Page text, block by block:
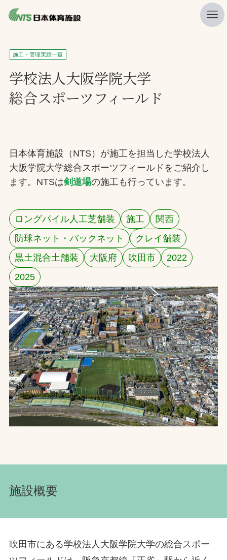
私たちの強み
ニュース
プレスリリース
施工・管理実績一覧
会社概要
お問合せ
お取引先の皆様へ
プライバシーポリシー
ソーシャルメディアポリシー
Instagram
FacebookYouTube
文字の見えづらさや操作にお困りの方へ
施工・管理実績一覧
学校法人大阪学院大学
総合スポーツフィールド
日本体育施設（NTS）が施工を担当した学校法人
大阪学院大学総合スポーツフィールドをご紹介し
ます。NTSは剣道場の施工も行っています。
ロングパイル人工芝舗装 施工
関西
防球ネット・バックネット
クレイ舗装
黒土混合土舗装
大阪府 吹田市
2022
2025
施設概要
吹田市にある学校法人大阪学院大学の総合スポー